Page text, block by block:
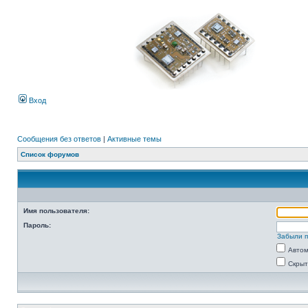
Вход
Сообщения без ответов | Активные темы
Список форумов
Имя пользователя:
Пароль:
Забыли